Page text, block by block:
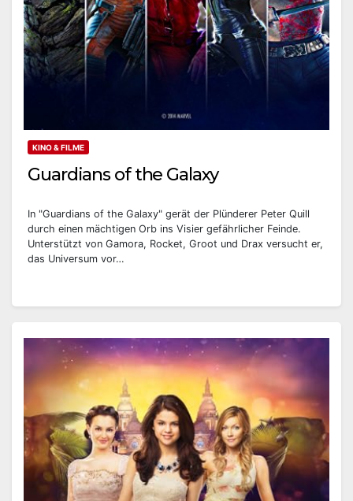
KINO & FILME
Guardians of the Galaxy
In "Guardians of the Galaxy" gerät der Plünderer Peter Quill
durch einen mächtigen Orb ins Visier gefährlicher Feinde.
Unterstützt von Gamora, Rocket, Groot und Drax versucht er,
das Universum vor…